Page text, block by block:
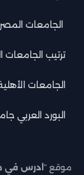
الجامعات
ترتيب الجامعات
الجامعات
البورد العربي
موقع " ادرس في